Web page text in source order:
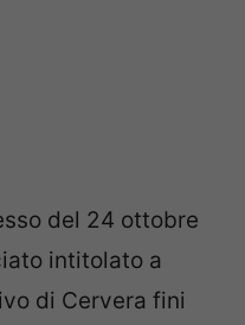
del 24 ottobre
intitolato a
di Cervera fini